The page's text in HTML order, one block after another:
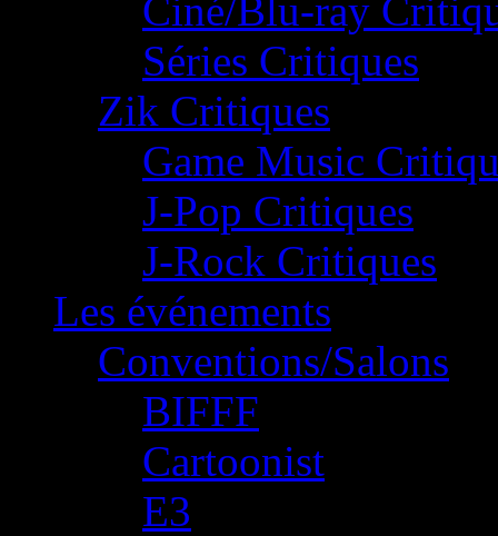
Ciné/Blu-ray
Séries Critiques
Zik Critiques
Game Music
J-Pop Critiques
J-Rock Critiques
Les événements
Conventions/Salons
BIFFF
Cartoonist
E3